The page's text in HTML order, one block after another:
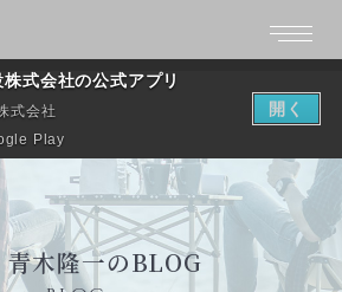
青木隆一のBLOG
式会社の公式アプリ
式会社
Play
開く